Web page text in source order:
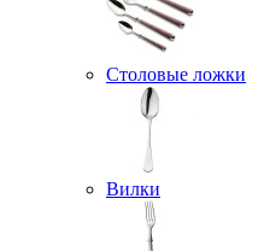
Столовые ложки
Вилки